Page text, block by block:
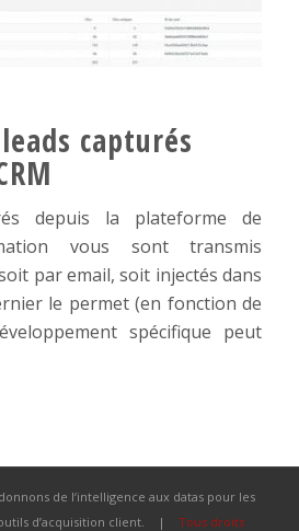
capturés
depuis la plateforme de
vous sont transmis
par email, soit injectés dans
le permet (en fonction de
spécifique peut
de l‘intelligence aux datas pour les
d’acquisition client. | Tous droits